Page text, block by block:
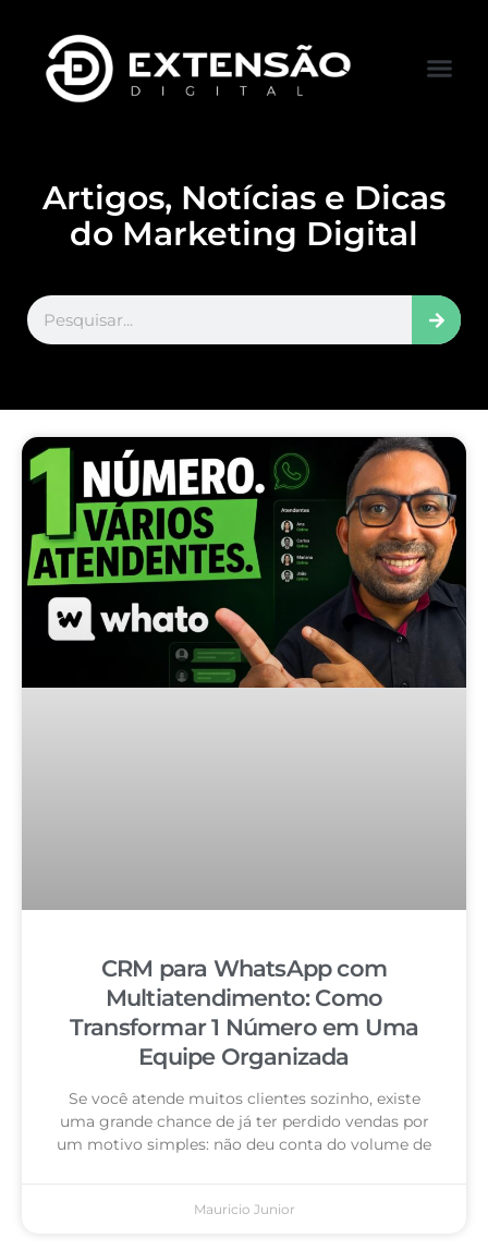
Artigos, Notícias e Dicas
do Marketing Digital
CRM para WhatsApp com
Multiatendimento: Como
Transformar 1 Número em Uma
Equipe Organizada
Se você atende muitos clientes sozinho, existe
uma grande chance de já ter perdido vendas por
um motivo simples: não deu conta do volume de
Mauricio Junior